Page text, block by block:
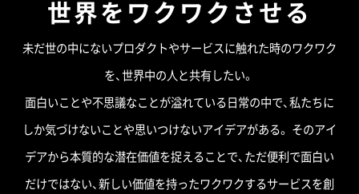
世界をワクワクさせる
未だ世の中にないプロダクトやサービスに触れた時のワクワク
を、世界中の人と共有したい。
面白いことや不思議なことが溢れている日常の中で、私たちに
しか気づけないことや思いつけないアイデアがある。 そのアイ
デアから本質的な潜在価値を捉えることで、ただ便利で面白い
だけではない、新しい価値を持ったワクワクするサービスを創